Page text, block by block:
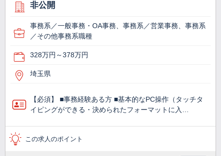
非公開
事務系／一般事務・OA事務、事務系／営業事務、事務系
／その他事務系職種
328万円～378万円
埼玉県
【必須】 ■事務経験ある方 ■基本的なPC操作（タッチタ
イピングができる・決められたフォーマットに入…
この求人のポイント